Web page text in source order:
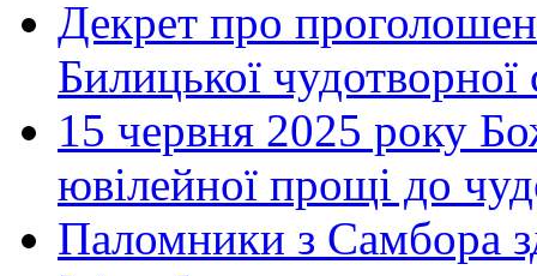
Декрет про
Билицької чудотворної
15 червня 2025 року
ювілейної прощі до
Паломники з Самбора